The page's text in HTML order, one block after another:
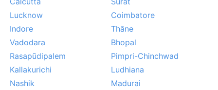
Lucknow
Coimbatore
Indore
Thāne
Vadodara
Bhopal
Rasapūdipalem
Pimpri-Chinchwad
Kallakurichi
Ludhiana
Nashik
Madurai